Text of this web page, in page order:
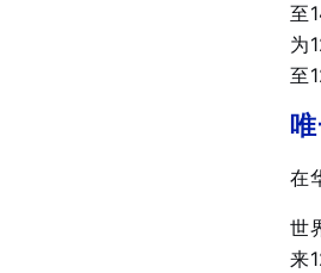
至
为
至
在
世
来